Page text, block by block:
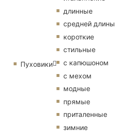
Пуховики
длинные
средней длины
короткие
стильные
с капюшоном
с мехом
модные
прямые
приталенные
зимние